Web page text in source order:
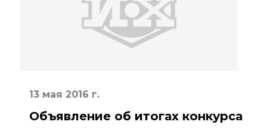
13 мая 2016 г.
Объявление об итогах конкурса